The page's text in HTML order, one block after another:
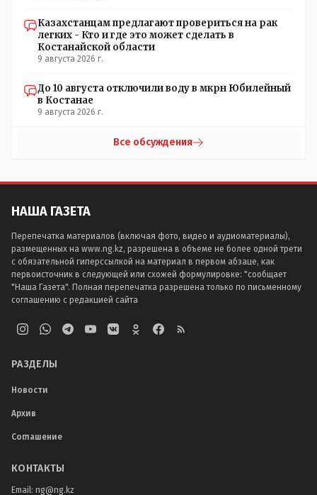
нашему населению. Захотим мы сейчас пересмотреть
контракты по КТК и тут сразу же проснется какой-
нибудь айран или катык и будет доказывать что все это
происки китая или россии, казахстану нельзя ничего
партнер
Казахстанцам предлагают провериться на рак
легких - Кто и где это может сделать в
Костанайской области
9 августа 2026 г.
До 10 августа отключили воду в мкрн Юбилейный
в Костанае
9 августа 2026 г.
Все обсуждения
НАША ГАЗЕТА
Перепечатка материалов (включая фото, видео и аудиоматериалы),
размещенных на www.ng.kz, разрешена в объеме не более одной трети
с обязательной гиперссылкой на материал в первом абзаце, как
первоисточник в следующей или схожей формулировке: "сообщает
"Наша Газета". Полная перепечатка разрешена только по письменному
соглашению с редакцией сайта
РАЗДЕЛЫ
Новости
Архив
Соглашение
КОНТАКТЫ
Email: ng@ng.kz